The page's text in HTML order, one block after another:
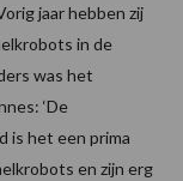
jaar hebben zij
in de
was het
‘De
is het een prima
en zijn erg